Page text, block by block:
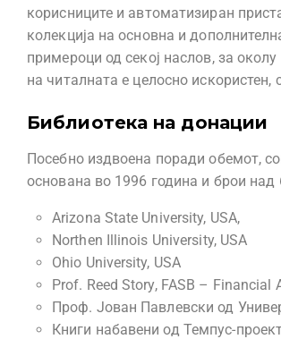
корисниците и автоматизиран
колекција на основна и
примероци од секој наслов, за
на читалната е целосно
Библиотека на донации
Посебно издвоена поради обемот,
основана во 1996 година и брои
Arizona State University, USA,
Northen Illinois University, USA
Ohio University, USA
Prof. Reed Story, FASB – Financial
Проф. Јован Павлевски од
Книги набавени од Темпус-